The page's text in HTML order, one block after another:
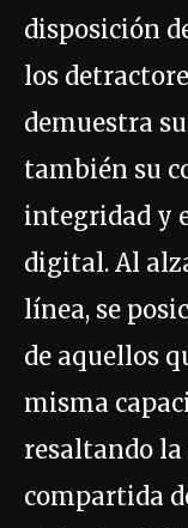
disposición
los
demuestra
también su
integridad y
digital. Al
línea, se
de aquellos
misma
resaltando
compartida